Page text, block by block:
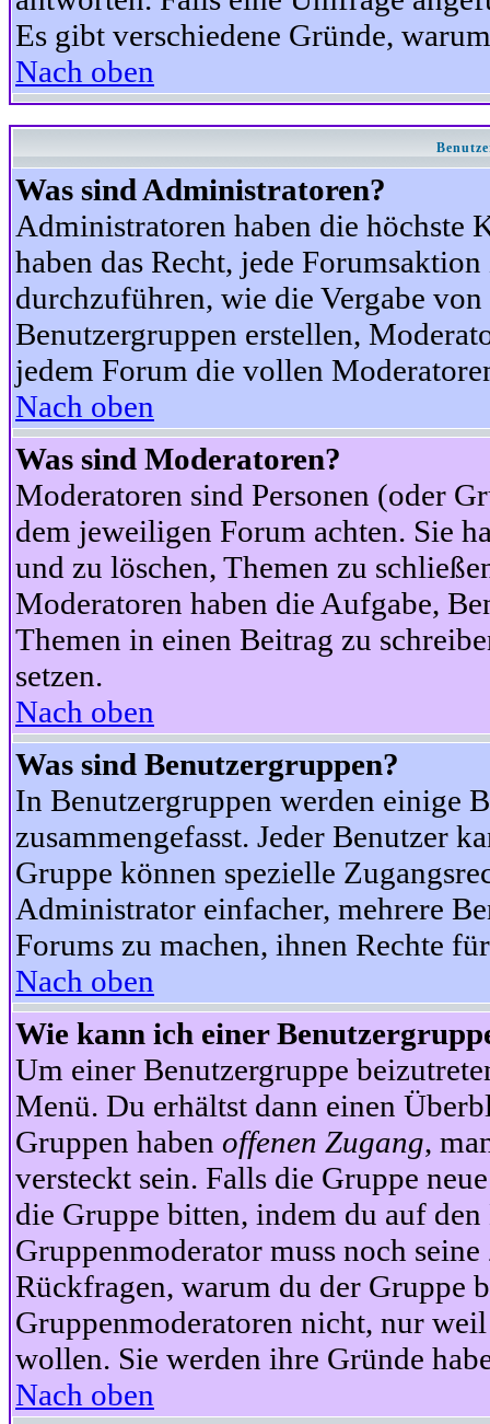
Es gibt verschiedene Gründe,
Nach oben
Was sind Administratoren?
Administratoren haben die höchste
haben das Recht, jede
durchzuführen, wie die Vergabe
Benutzergruppen erstellen,
jedem Forum die vollen
Nach oben
Was sind Moderatoren?
Moderatoren sind Personen (oder
dem jeweiligen Forum achten. Sie
und zu löschen, Themen zu
Moderatoren haben die Aufgabe,
Themen in einen Beitrag zu
setzen.
Nach oben
Was sind Benutzergruppen?
In Benutzergruppen werden einige
zusammengefasst. Jeder Benutzer
Gruppe können spezielle
Administrator einfacher, mehrere
Forums zu machen, ihnen Rechte
Nach oben
Wie kann ich einer
Um einer Benutzergruppe
Menü. Du erhältst dann einen
Gruppen haben offenen Zugang,
versteckt sein. Falls die Gruppe
die Gruppe bitten, indem du auf
Gruppenmoderator muss noch
Rückfragen, warum du der Gruppe
Gruppenmoderatoren nicht, nur
wollen. Sie werden ihre Gründe
Nach oben